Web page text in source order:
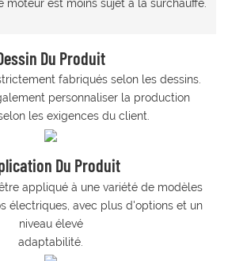
moteur est moins sujet à la surchauffe.
Du Produit
fabriqués selon les dessins.
personnaliser la production
les exigences du client.
Du Produit
appliqué à une variété de modèles
électriques, avec plus d'options et un
niveau élevé
adaptabilité.